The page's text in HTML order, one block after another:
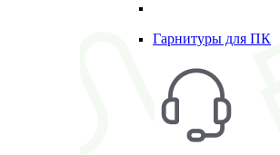
Гарнитуры для ПК